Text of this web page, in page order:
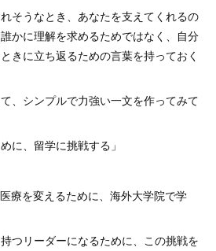
そうなとき、あなたを支えてくれるの
かに理解を求めるためではなく、自分
きに立ち返るための言葉を持っておく
、シンプルで力強い一文を作ってみて
に、留学に挑戦する」
療を変えるために、海外大学院で学
つリーダーになるために、この挑戦を